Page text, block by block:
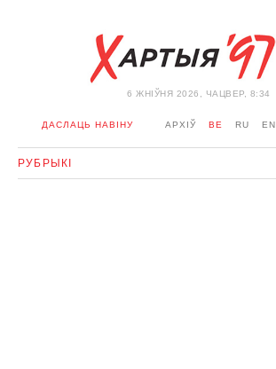
6 ЖНIЎНЯ 2026, ЧАЦВЕР, 8:34
ДАСЛАЦЬ НАВІНУ АРХІЎ BE RU EN
РУБРЫКІ